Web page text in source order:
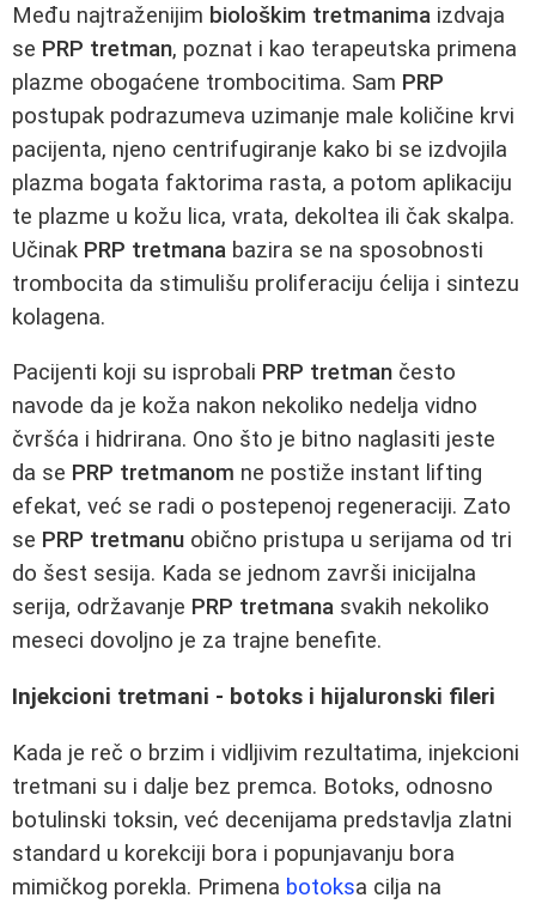
Među najtraženijim biološkim tretmanima izdvaja
se PRP tretman, poznat i kao terapeutska primena
plazme obogaćene trombocitima. Sam PRP
postupak podrazumeva uzimanje male količine krvi
pacijenta, njeno centrifugiranje kako bi se izdvojila
plazma bogata faktorima rasta, a potom aplikaciju
te plazme u kožu lica, vrata, dekoltea ili čak skalpa.
Učinak PRP tretmana bazira se na sposobnosti
trombocita da stimulišu proliferaciju ćelija i sintezu
kolagena.
Pacijenti koji su isprobali PRP tretman često
navode da je koža nakon nekoliko nedelja vidno
čvršća i hidrirana. Ono što je bitno naglasiti jeste
da se PRP tretmanom ne postiže instant lifting
efekat, već se radi o postepenoj regeneraciji. Zato
se PRP tretmanu obično pristupa u serijama od tri
do šest sesija. Kada se jednom završi inicijalna
serija, održavanje PRP tretmana svakih nekoliko
meseci dovoljno je za trajne benefite.
Injekcioni tretmani - botoks i hijaluronski fileri
Kada je reč o brzim i vidljivim rezultatima, injekcioni
tretmani su i dalje bez premca. Botoks, odnosno
botulinski toksin, već decenijama predstavlja zlatni
standard u korekciji bora i popunjavanju bora
mimičkog porekla. Primena botoksa cilja na